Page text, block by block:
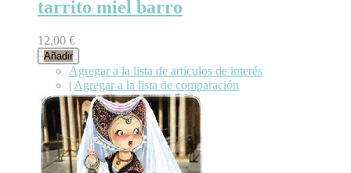
tarrito miel barro
12,00 €
Añadir
Agregar a la lista de artículos de interés
| Agregar a la lista de comparación